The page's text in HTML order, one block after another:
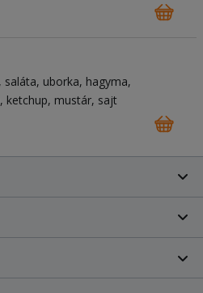
saláta uborka hagyma
ketchup mustár sajt